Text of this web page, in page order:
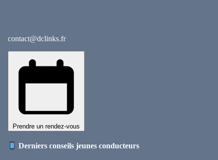
contact@dclinks.fr
Prendre un rendez-vous
Derniers conseils jeunes conducteurs